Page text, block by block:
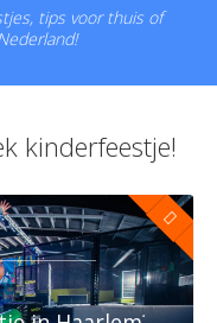
tips voor thuis of
kinderfeestje!